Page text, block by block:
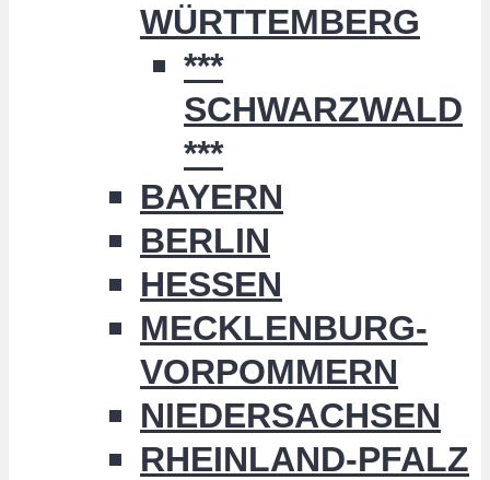
WÜRTTEMBERG
***
SCHWARZWALD
***
BAYERN
BERLIN
HESSEN
MECKLENBURG-
VORPOMMERN
NIEDERSACHSEN
RHEINLAND-PFALZ